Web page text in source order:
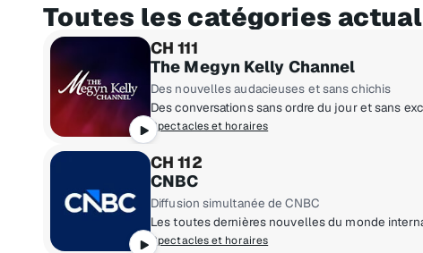
Toutes les catégories
CH 111
The Megyn Kelly Channel
Des nouvelles audacieuses et sans chichis
Des conversations sans ordre du jour et sans
Spectacles et horaires
CH 112
CNBC
Diffusion simultanée de CNBC
Les toutes dernières nouvelles du monde
Spectacles et horaires